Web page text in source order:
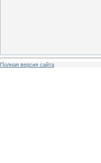
Полная версия сайта